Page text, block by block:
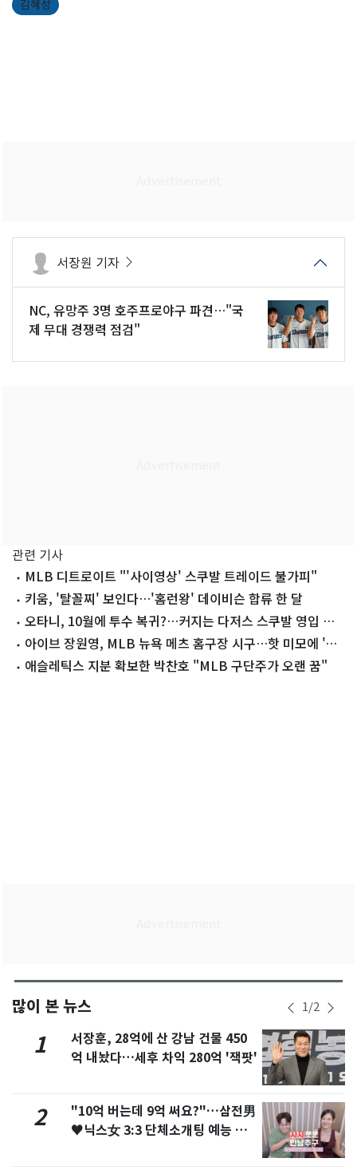
김혜성
서장원 기자
NC, 유망주 3명 호주프로야구 파견…"국
제 무대 경쟁력 점검"
관련 기사
MLB 디트로이트 "'사이영상' 스쿠발 트레이드 불가피"
키움, '탈꼴찌' 보인다…'홈런왕' 데이비슨 합류 한 달
오타니, 10월에 투수 복귀?…커지는 다저스 스쿠발 영입 가
능성아이브 장원영, MLB 뉴욕 메츠 홈구장 시구…핫 미모에 '승
리 요정' 등극까지
애슬레틱스 지분 확보한 박찬호 "MLB 구단주가 오랜 꿈"
많이 본 뉴스 1/2
1
서장훈, 28억에 산 강남 건물 450
억 내놨다…세후 차익 280억 '잭팟'
2
"10억 버는데 9억 써요?"…삼전男
♥닉스女 3:3 단체소개팅 예능 화